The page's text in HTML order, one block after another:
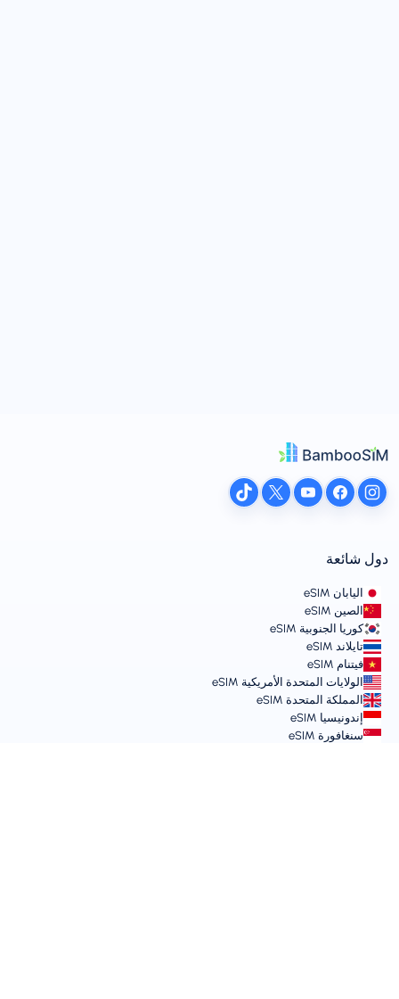
دول شائعة
اليابان eSIM
الصين eSIM
كوريا الجنوبية eSIM
تايلاند eSIM
فيتنام eSIM
الولايات المتحدة الأمريكية eSIM
المملكة المتحدة eSIM
إندونيسيا eSIM
سنغافورة eSIM